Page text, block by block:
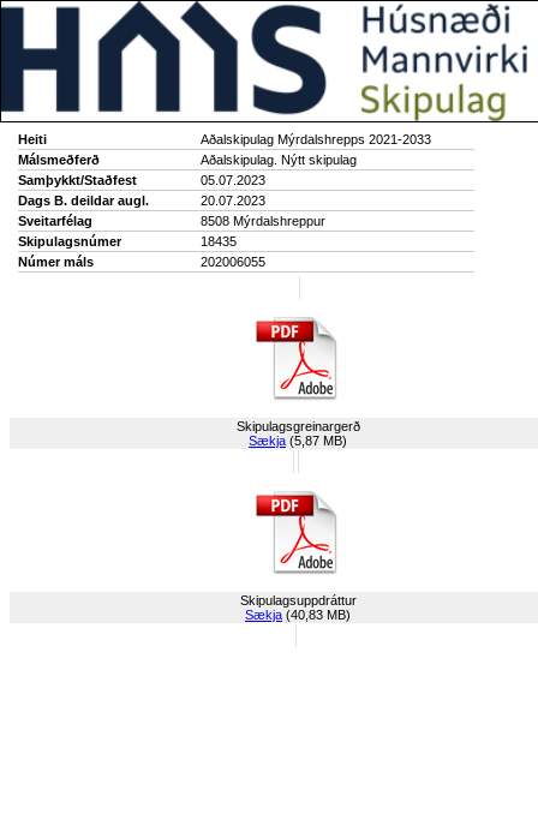
Heiti
Aðalskipulag Mýrdalshrepps 2021-2033
Málsmeðferð
Aðalskipulag. Nýtt skipulag
Samþykkt/Staðfest
05.07.2023
Dags B. deildar augl.
20.07.2023
Sveitarfélag
8508 Mýrdalshreppur
Skipulagsnúmer
18435
Númer máls
202006055
Skipulagsgreinargerð
Sækja (5,87 MB)
Skipulagsuppdráttur
Sækja (40,83 MB)